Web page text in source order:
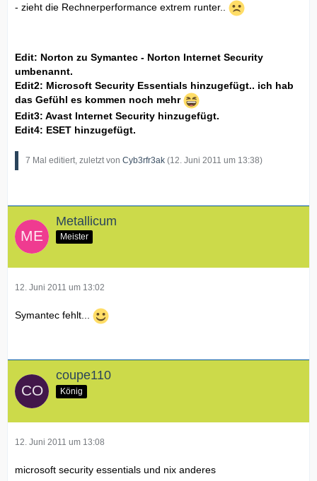
- zieht die Rechnerperformance extrem runter..
Edit: Norton zu Symantec - Norton Internet Security
umbenannt.
Edit2: Microsoft Security Essentials hinzugefügt.. ich hab
das Gefühl es kommen noch mehr
Edit3: Avast Internet Security hinzugefügt.
Edit4: ESET hinzugefügt.
7 Mal editiert, zuletzt von Cyb3rfr3ak (12. Juni 2011 um 13:38)
Metallicum
Meister
12. Juni 2011 um 13:02
Symantec fehlt...
coupe110
König
12. Juni 2011 um 13:08
microsoft security essentials und nix anderes